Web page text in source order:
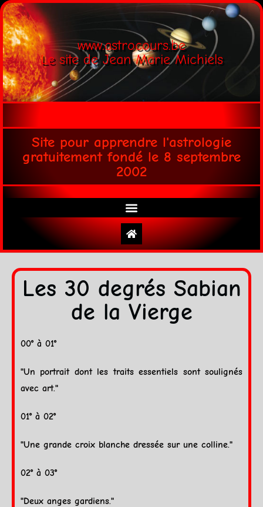
www.astrocours.be
Le site de Jean Marie Michiels
Site pour apprendre l'astrologie
gratuitement fondé le 8 septembre
2002
Les 30 degrés Sabian
de la Vierge
00° à 01°
"Un portrait dont les traits essentiels sont soulignés
avec art."
01° à 02°
"Une grande croix blanche dressée sur une colline."
02° à 03°
"Deux anges gardiens."